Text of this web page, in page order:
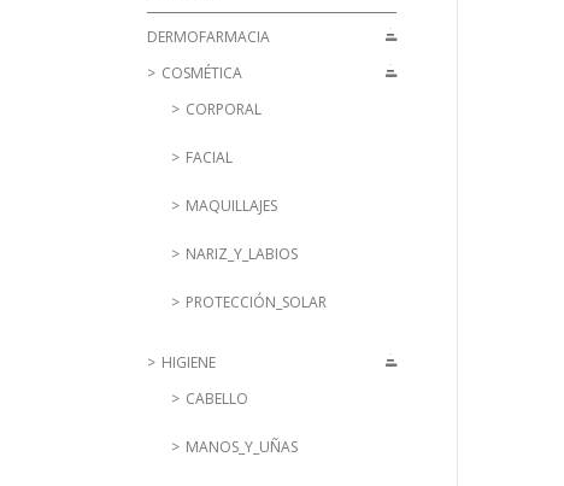
DERMOFARMACIA
COSMÉTICA
CORPORAL
FACIAL
MAQUILLAJES
NARIZ_Y_LABIOS
PROTECCIÓN_SOLAR
HIGIENE
CABELLO
MANOS_Y_UÑAS